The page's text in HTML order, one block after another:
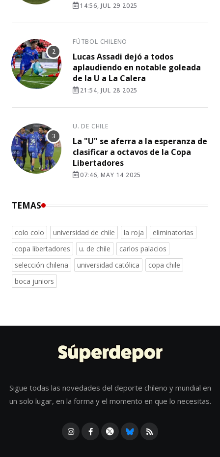
14:56, JUL 29 2025
FÚTBOL CHILENO
Lucas Assadi dejó a todos
aplaudiendo en notable goleada
de la U a La Calera
21:54, JUL 28 2025
U. DE CHILE
La "U" se aferra a la esperanza de
clasificar a octavos de la Copa
Libertadores
07:46, MAY 14 2025
TEMAS
colo colo universidad de chile la roja
eliminatorias
copa libertadores
u. de chile
carlos palacios
selección chilena
universidad católica
copa chile
boca juniors
Sigue todas las novedades del deporte chileno y mundial en
un solo lugar, en la forma y el momento en que lo necesitas.